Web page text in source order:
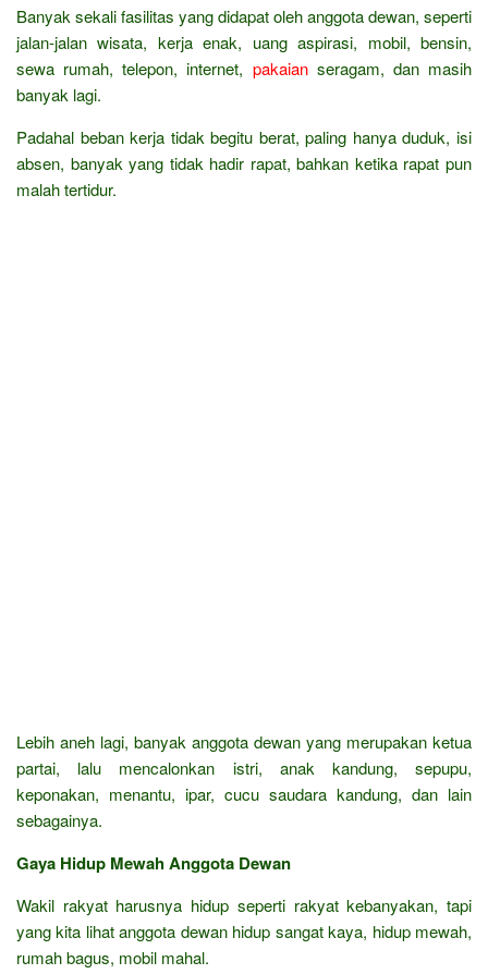
Banyak sekali fasilitas yang didapat oleh anggota dewan, seperti
jalan-jalan wisata, kerja enak, uang aspirasi, mobil, bensin,
sewa rumah, telepon, internet, pakaianseragam, dan masih
banyak lagi.
Padahal beban kerja tidak begitu berat, paling hanya duduk, isi
absen, banyak yang tidak hadir rapat, bahkan ketika rapat pun
malah tertidur.
Lebih aneh lagi, banyak anggota dewan yang merupakan ketua
partai, lalu mencalonkan istri, anak kandung, sepupu,
keponakan, menantu, ipar, cucu saudara kandung, dan lain
sebagainya.
Gaya Hidup Mewah Anggota Dewan
Wakil rakyat harusnya hidup seperti rakyat kebanyakan, tapi
yang kita lihat anggota dewan hidup sangat kaya, hidup mewah,
rumah bagus, mobil mahal.